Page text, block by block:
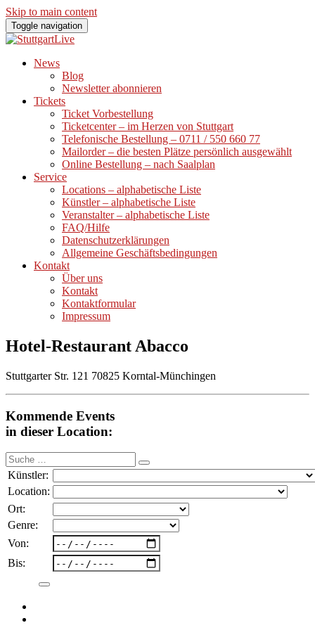
Skip to main content
Toggle navigation
News
Blog
Newsletter abonnieren
Tickets
Ticket Vorbestellung
Ticketcenter – im Herzen von Stuttgart
Telefonische Bestellung – 0711 / 550 660 77
Mailorder – die besten Plätze persönlich ausgewählt
Online Bestellung – nach Saalplan
Service
Locations – alphabetische Liste
Künstler – alphabetische Liste
Veranstalter – alphabetische Liste
FAQ/Hilfe
Datenschutzerklärungen
Allgemeine Geschäftsbedingungen
Kontakt
Über uns
Kontakt
Kontaktformular
Impressum
Hotel-Restaurant Abacco
Stuttgarter Str. 121 70825 Korntal-Münchingen
Kommende Events
in dieser Location:
Suche
nach:
Künstler:
Location:
Ort:
Genre:
Von:
Bis: